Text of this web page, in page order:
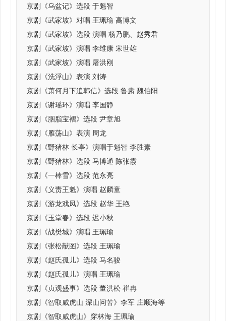
京剧《乌盆记》选段 于魁智
京剧《武家坡》对唱 王珮瑜 高博文
京剧《武家坡》选段 演唱 杨乃鹏、赵秀君
京剧《武家坡》演唱 李维康 宋世雄
京剧《武家坡》演唱 屠洪刚
京剧《洗浮山》表演 刘涛
京剧《萧何月下追韩信》选段 鲁肃 魏伯阳
京剧《谢瑶环》演唱 李国静
京剧《胭脂宝褶》选段 尹章旭
京剧《雁荡山》表演 周龙
京剧《野猪林 长亭》演唱于魁智 李胜素
京剧《野猪林》选段 马博通 陈张霞
京剧《一棒雪》选段 范永亮
京剧《义责王魁》演唱 赵麟童
京剧《游龙戏凤》选段 赵华 王艳
京剧《玉堂春》选段 迟小秋
京剧《战樊城》演唱 王珮瑜
京剧《张松献图》选段 王珮瑜
京剧《赵氏孤儿》选段 马名骏
京剧《赵氏孤儿》演唱 王珮瑜
京剧《贞观盛事》选段 董洪松 崔冉
京剧《智取威虎山 深山问苦》李军 庄顺海等
京剧《智取威虎山》穿林海 王珮瑜